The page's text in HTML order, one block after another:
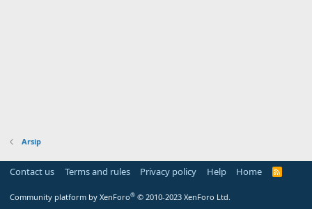
Arsip
Contact us Terms and rules Privacy policy Help Home
R
Community platform by XenForo® © 2010-2023 XenForo Ltd.